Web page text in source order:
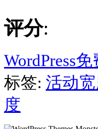
评分:
WordPress
标签: 活动
度